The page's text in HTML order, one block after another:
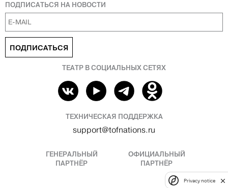
ПОДПИСАТЬСЯ НА НОВОСТИ
ПОДПИСАТЬСЯ
ТЕАТР В СОЦИАЛЬНЫХ СЕТЯХ
ТЕХНИЧЕСКАЯ ПОДДЕРЖКА
support@tofnations.ru
ГЕНЕРАЛЬНЫЙ
ПАРТНЁР
ОФИЦИАЛЬНЫЙ
ПАРТНЁР
Privacy notice